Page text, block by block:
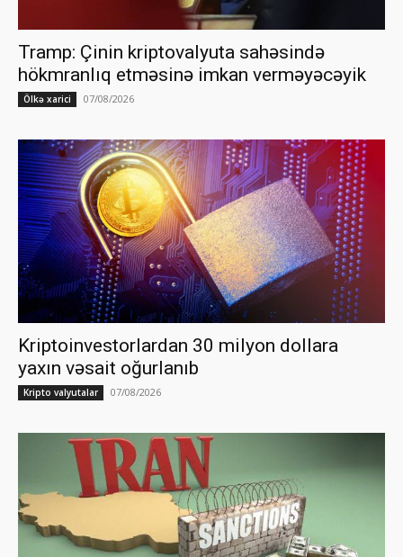
Tramp: Çinin kriptovalyuta sahəsində
hökmranlıq etməsinə imkan verməyəcəyik
Ölkə xarici 07/08/2026
Kriptoinvestorlardan 30 milyon dollara
yaxın vəsait oğurlanıb
Kripto valyutalar 07/08/2026